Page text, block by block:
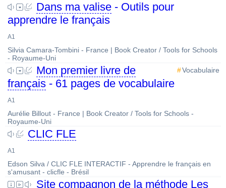
Dans ma valise- Outils pour
apprendre le français
A1
Silvia Camara-Tombini - France | Book Creator / Tools for Schools
- Royaume-Uni
Vocabulaire
Mon premier livre de
français- 61 pages de vocabulaire
A1
Aurélie Billout - France | Book Creator / Tools for Schools -
Royaume-Uni
CLIC FLE
A1
Edson Silva / CLIC FLE INTERACTIF - Apprendre le français en
s'amusant - clicfle - Brésil
Site compagnon de la méthode Les